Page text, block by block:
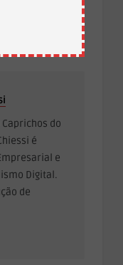
do
é
e
Digital.
de